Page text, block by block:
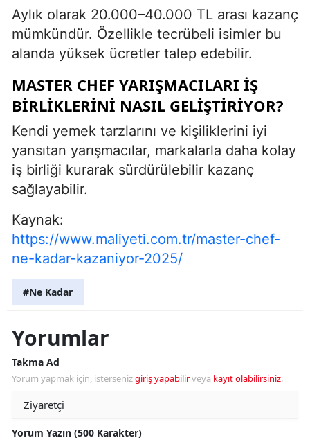
Aylık olarak 20.000–40.000 TL arası kazanç
mümkündür. Özellikle tecrübeli isimler bu
alanda yüksek ücretler talep edebilir.
MASTER CHEF YARIŞMACILARI IŞ
BIRLIKLERINI NASIL GELIŞTIRIYOR?
Kendi yemek tarzlarını ve kişiliklerini iyi
yansıtan yarışmacılar, markalarla daha kolay
iş birliği kurarak sürdürülebilir kazanç
sağlayabilir.
Kaynak:
https://www.maliyeti.com.tr/master-chef-
ne-kadar-kazaniyor-2025/
#Ne Kadar
Yorumlar
Takma Ad
Yorum yapmak için, istersenizgiriş yapabilirveya kayıt olabilirsiniz.
Yorum Yazın (500 Karakter)